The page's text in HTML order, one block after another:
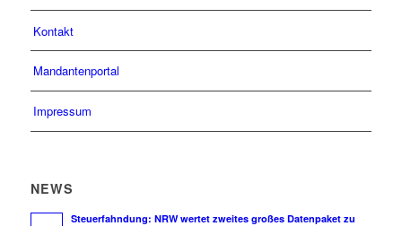
Kontakt
Mandantenportal
Impressum
NEWS
Steuerfahndung: NRW wertet zweites großes Datenpaket zu